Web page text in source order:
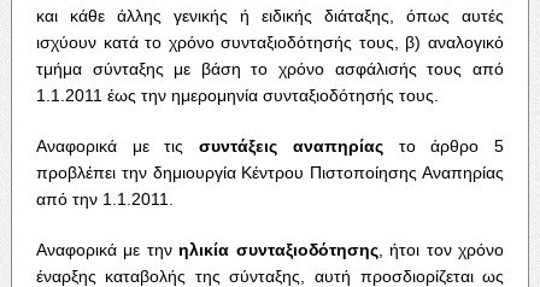
και κάθε άλλης γενικής ή ειδικής διάταξης, όπως αυτές
ισχύουν κατά το χρόνο συνταξιοδότησής τους, β) αναλογικό
τμήμα σύνταξης με βάση το χρόνο ασφάλισής τους από
1.1.2011 έως την ημερομηνία συνταξιοδότησής τους.
Αναφορικά με τιςσυντάξεις αναπηρίας το άρθρο 5
προβλέπει την δημιουργία Κέντρου Πιστοποίησης Αναπηρίας
από την 1.1.2011.
Αναφορικά με τηνηλικία συνταξιοδότησης, ήτοι τον χρόνο
έναρξης καταβολής της σύνταξης, αυτή προσδιορίζεται ως